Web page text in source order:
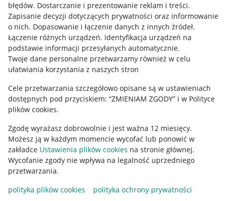
błędów. Dostarczanie i prezentowanie reklam i treści.
Zapisanie decyzji dotyczących prywatności oraz informowanie
o nich. Dopasowanie i łączenie danych z innych źródeł.
Łączenie różnych urządzeń. Identyfikacja urządzeń na
podstawie informacji przesyłanych automatycznie.
Twoje dane personalne przetwarzamy również w celu
ułatwiania korzystania z naszych stron
Cele przetwarzania szczegółowo opisane są w ustawieniach
dostępnych pod przyciskiem: “ZMIENIAM ZGODY” i w Polityce
plików cookies.
Zgodę wyrażasz dobrowolnie i jest ważna 12 miesięcy.
Możesz ją w każdym momencie wycofać lub ponowić w
zakładce Ustawienia plików cookies na stronie głównej.
Wycofanie zgody nie wpływa na legalność uprzedniego
przetwarzania.
polityka plików cookies
polityka ochrony prywatności
Informacje prawne
Regulamin
Polityka plików "cookies"
Ustawienia plików "cookies"
Udostępnianie lokalizacji
Informacje dla Aktu o Usługach Cyfrowych
Pobierz aplikację